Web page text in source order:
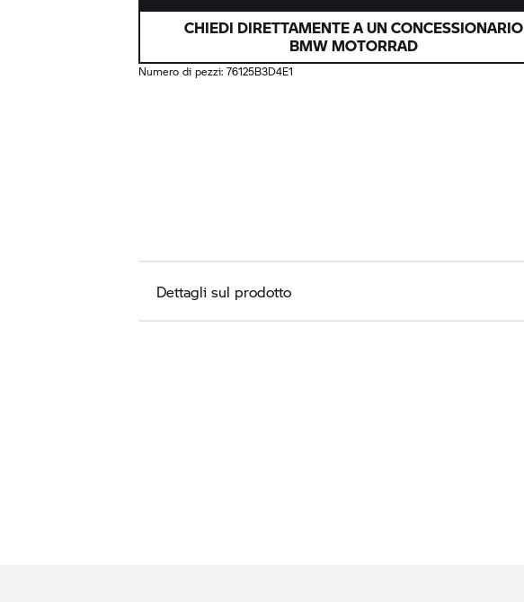
CHIEDI DIRETTAMENTE A UN CONCESSIONARIO
BMW MOTORRAD
Numero di pezzi:76125B3D4E1
Dettagli sul prodotto